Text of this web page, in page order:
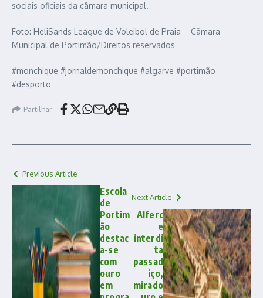
sociais oficiais da câmara municipal.
Foto: HeliSands League de Voleibol de Praia – Câmara
Municipal de Portimão/Direitos reservados
#monchique #jornaldemonchique #algarve #portimão
#desporto
Partilhar
Previous Article
Escola
de
Portim
ão
destac
a-se
com
ouro
em
Next Article
Alferc
e
interdi
ta
passad
iço,
mirado